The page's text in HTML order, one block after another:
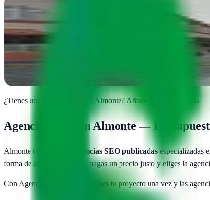
AP Comunica
Almonte, Huelva
AP Comunica potencia tu presencia en redes sociales y
Ver ficha
¿Tienes una agencia SEO en Almonte? Añade tu agencia gratis
Agencias SEO enAlmonte—
Almonte cuenta con agencias SEO publicadasespecializadas
forma de asegurarte de que pagas un precio justo y eliges la
Con AgenciasSEO.com describes tu proyecto una vez y las